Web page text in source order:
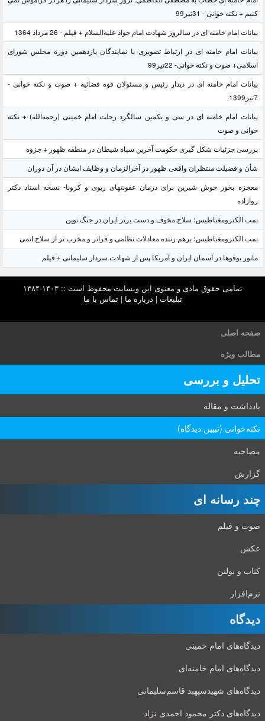
کنیم + نکته خوانی - 31تیر99
بیانات امام خامنه ای در سالروز شهادت امام جواد علیه‌السلام + فیلم - 26 مرداد 1364
بیانات امام خامنه ای در ارتباط تصویری با نمایندگان یازدهمین دوره مجلس شورای
اسلامی+ صوت و نکته خوانی- 22تیر99
بیانات امام خامنه ای در دیدار رئیس و مسئولان قوه قضائیه + صوت و نکته خوانی -
7تیر1399
بیانات امام خامنه ای در سی و یکمین سالگرد رحلت امام خمینی (رحمه‌الله) + نکته
خوانی و صوت
بررسی جزئیات شکل گیری حکومت آخرین سپاه شیطان در منطقه ظهور + جزوه
شأن و فضیلت منتظران واقعی ظهور در آخرالزمان و وظایف ایشان در آن دوران
معجزه بخور جوش شیرین برای درمان عفونتهای ریوی و کرونا- نسخه استاد دکتر
روازاده
بمب الکترومغناطیس؛ سلاح مخوف و دست برتر ایران در جنگ نوین
بمب الکترومغناطیس؛ برهم زننده معادلات نظامی و فراتر و مخرب تر از سلاح اتمی
مانور یوفوها در آسمان ایران و آمریکا پس از شهادت سردار سلیمانی + فیلم
تمامی حقوق مادی و معنوی این وبسایت محفوظ است :: ۱۴۰۳-۱۳۸۴
تبلیغات | درباره ما |تماس با ما
صفحه اصلی
مطالب ویژه
تحلیل و بررسی
یادداشت و مقاله
نکته‌خوانی (تبیین دیدگاه)
مصاحبه
گزارش
چند رسانه ای
صوت و فیلم
عکس
کتاب و بولتن
نرم‌افزار
دیدگاه‌
دیدگاه‌های امام خمینی
دیدگاه‌های امام خامنه‌ای
دیدگاه‌های شهید‌سپهبد قاسم‌سلیمانی
دیدگاه‌های دکتر محمود احمدی نژاد